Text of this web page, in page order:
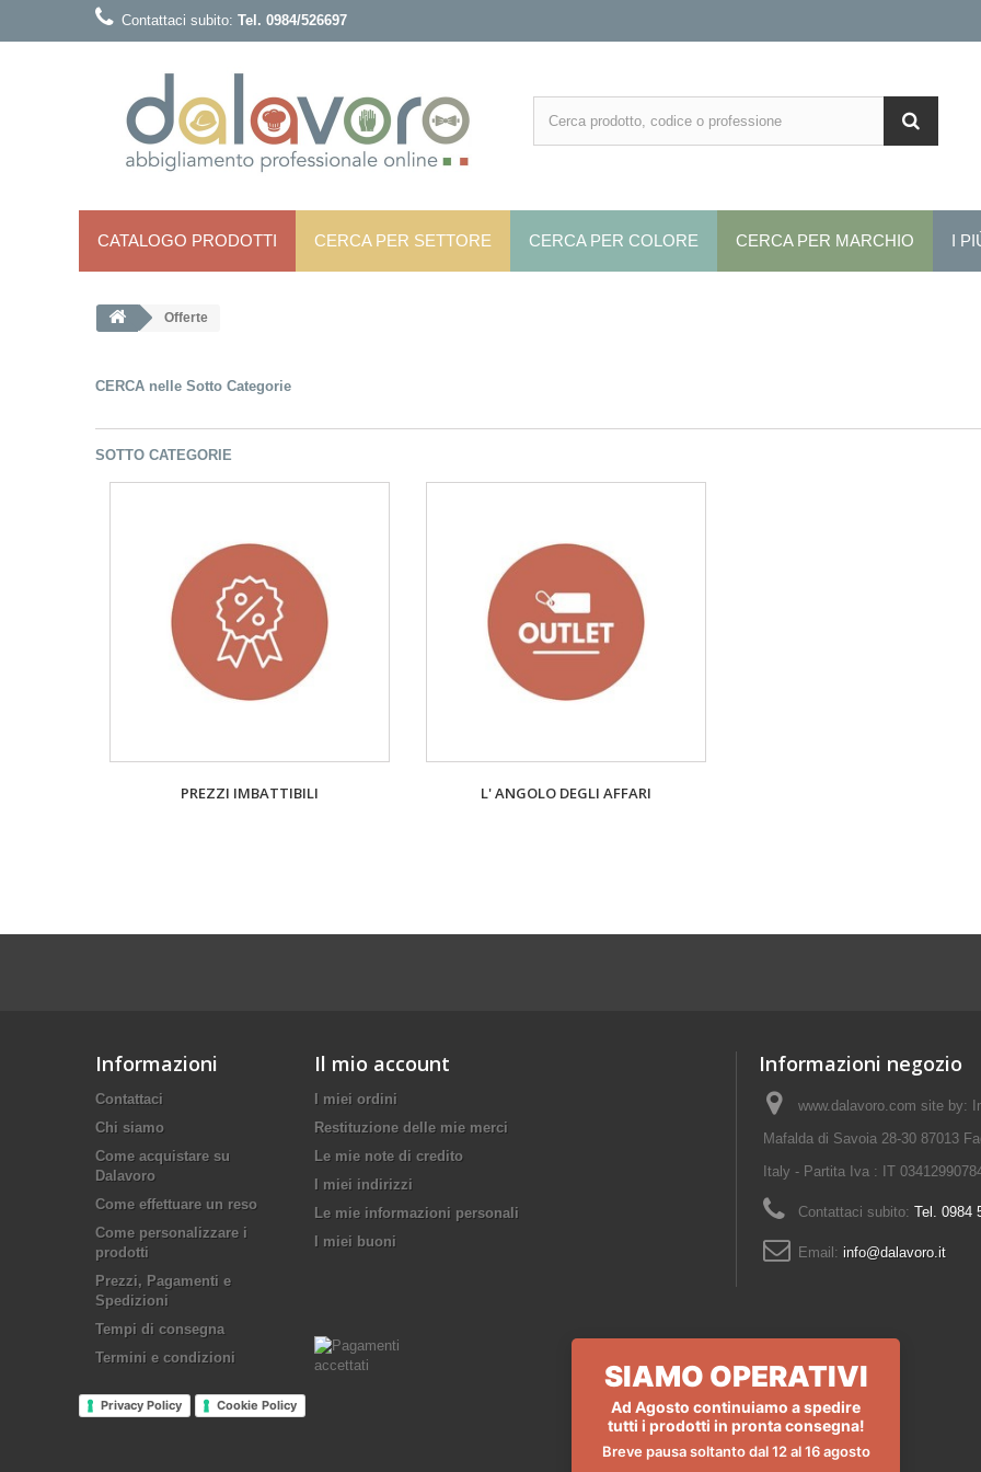
Contattaci subito: Tel. 0984/526697
CATALOGO PRODOTTI CERCA PER SETTORE CERCA PER COLORE CERCA PER MARCHIO I
Offerte
CERCA nelle Sotto Categorie
SOTTO CATEGORIE
PREZZI IMBATTIBILI L' ANGOLO DEGLI AFFARI
Informazioni
Contattaci
Chi siamo
Come acquistare su
Dalavoro
Come effettuare un reso
Come personalizzare i
prodotti
Prezzi, Pagamenti e
Spedizioni
Tempi di consegna
Termini e condizioni
Il mio account
I miei ordini
Restituzione delle mie merci
Le mie note di credito
I miei indirizzi
Le mie informazioni personali
I miei buoni
Informazioni negozio
www.dalavoro.com site by:
Mafalda di Savoia 28-30 87013
Italy - Partita Iva : IT
Contattaci subito: Tel. 0984
Email: info@dalavoro.it
Privacy Policy Cookie Policy
SIAMO OPERATIVI
Ad Agosto continuiamo a spedire
tutti i prodotti in pronta consegna!
Breve pausa soltanto dal 12 al 16 agosto